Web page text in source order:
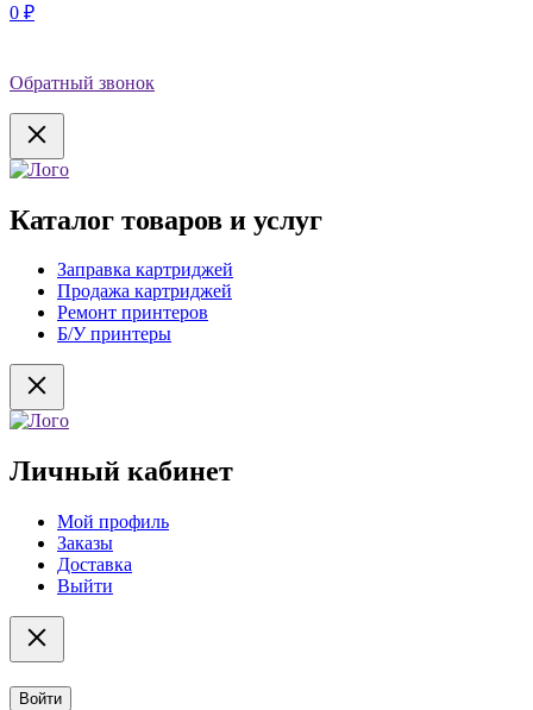
0 ₽
Обратный звонок
Каталог товаров и услуг
Заправка картриджей
Продажа картриджей
Ремонт принтеров
Б/У принтеры
Личный кабинет
Мой профиль
Заказы
Доставка
Выйти
Войти